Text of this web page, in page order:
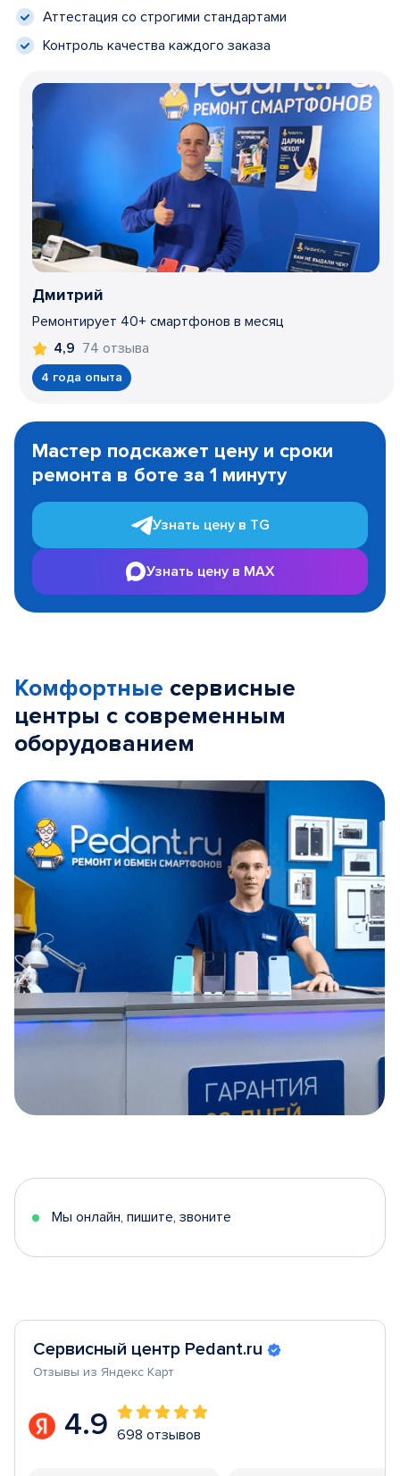
Аттестация со строгими стандартами
Контроль качества каждого заказа
Дмитрий
Ремонтирует 40+ смартфонов в месяц
4,9 74 отзыва
4 года опыта
1
Мастер подскажет цену и сроки
ремонта в боте за 1 минуту
Узнать цену в TG
Узнать цену в MAX
Комфортные сервисные
центры с современным
оборудованием
5
Мы онлайн, пишите, звоните
Сервисный центр Pedant.ru
Отзывы из Яндекс Карт
4.9 698 отзывов